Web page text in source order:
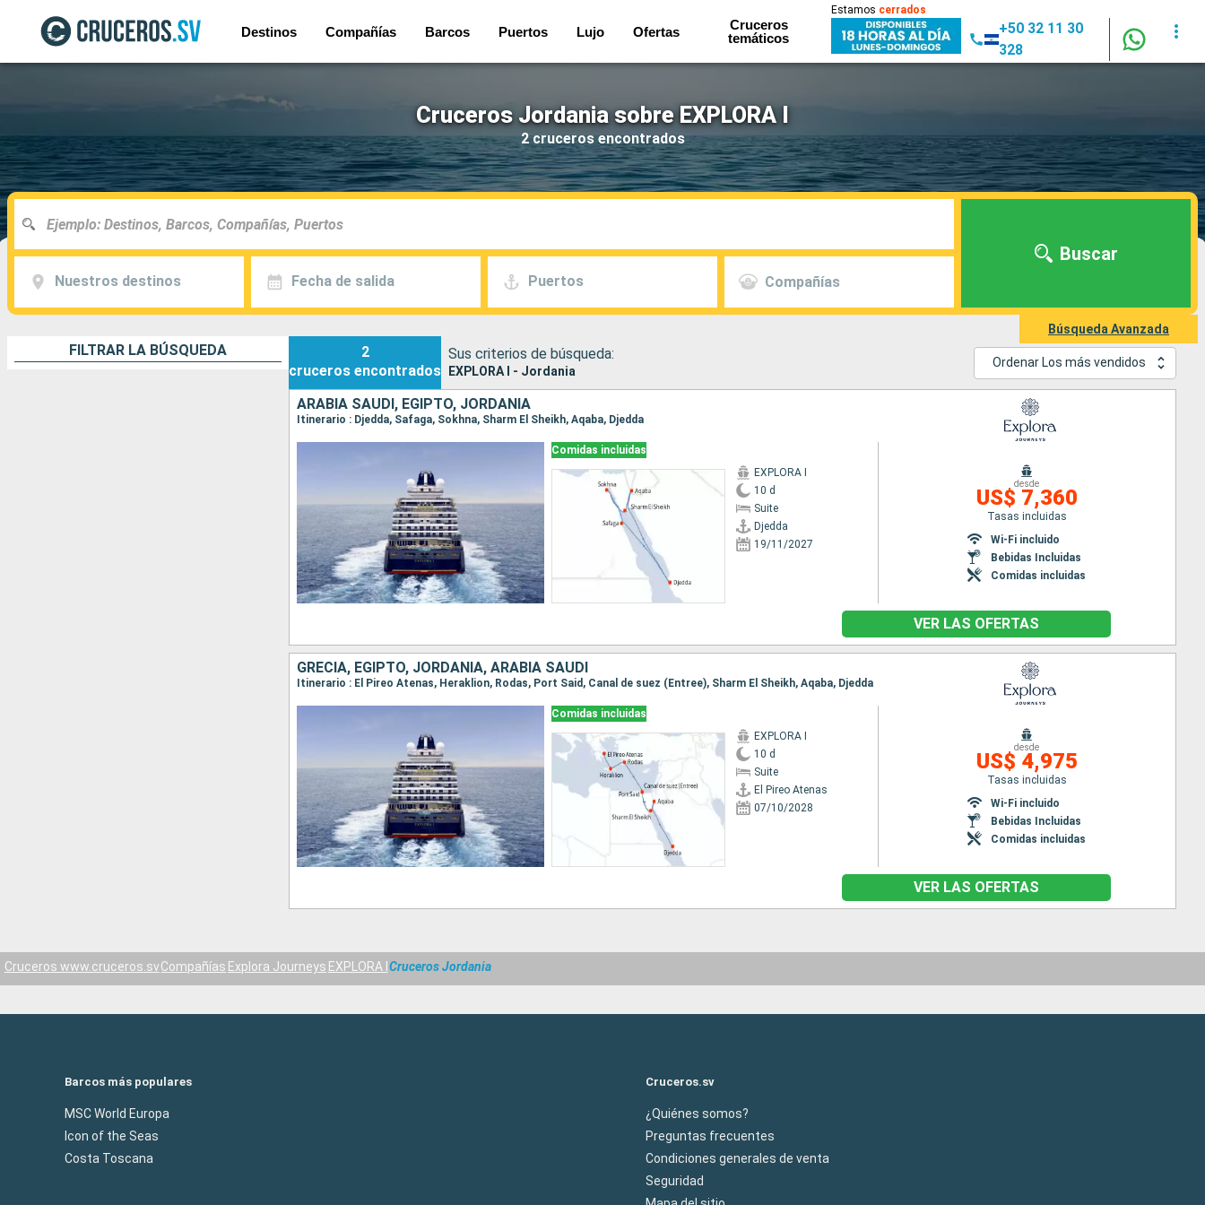
Destinos Compañías Barcos Puertos Lujo Ofertas
Cruceros
temáticos
Estamos cerrados
+50 32 11 30
328
Cruceros Jordania sobre EXPLORA I
2 cruceros encontrados
Nuestros destinos Fecha de salida Puertos Compañías
Buscar
Búsqueda Avanzada
FILTRAR LA BÚSQUEDA
2
cruceros encontrados
Sus criterios de búsqueda:
EXPLORA I - Jordania
Ordenar Los más vendidos
ARABIA SAUDÍ, EGIPTO, JORDANIA
Itinerario : Djedda, Safaga, Sokhna, Sharm El Sheikh, Aqaba, Djedda
Comidas incluidas
EXPLORA I
10 d
Suite
Djedda
19/11/2027
desde
US$ 7,360
Tasas incluidas
Wi-Fi incluido
Bebidas Incluidas
Comidas incluidas
VER LAS OFERTAS
GRECIA, EGIPTO, JORDANIA, ARABIA SAUDÍ
Itinerario : El Pireo Atenas, Heraklion, Rodas, Port Said, Canal de suez (Entree), Sharm El Sheikh, Aqaba, Djedda
Comidas incluidas
EXPLORA I
10 d
Suite
El Pireo Atenas
07/10/2028
desde
US$ 4,975
Tasas incluidas
Wi-Fi incluido
Bebidas Incluidas
Comidas incluidas
VER LAS OFERTAS
Cruceros www.cruceros.svCompañías Explora Journeys EXPLORA I Cruceros Jordania
Barcos más populares
MSC World Europa
Icon of the Seas
Costa Toscana
Cruceros.sv
¿Quiénes somos?
Preguntas frecuentes
Condiciones generales de venta
Seguridad